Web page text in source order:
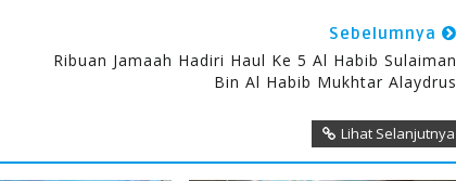
Sebelumnya
Ribuan Jamaah Hadiri Haul Ke 5 Al Habib Sulaiman
Bin Al Habib Mukhtar Alaydrus
Lihat Selanjutnya